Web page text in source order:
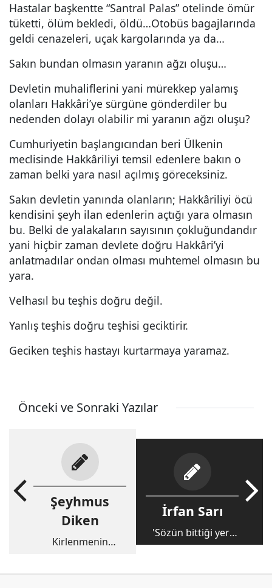
Hastalar başkentte “Santral Palas” otelinde ömür
tüketti, ölüm bekledi, öldü…Otobüs bagajlarında
geldi cenazeleri, uçak kargolarında ya da…
Sakın bundan olmasın yaranın ağzı oluşu…
Devletin muhaliflerini yani mürekkep yalamış
olanları Hakkâri’ye sürgüne gönderdiler bu
nedenden dolayı olabilir mi yaranın ağzı oluşu?
Cumhuriyetin başlangıcından beri Ülkenin
meclisinde Hakkâriliyi temsil edenlere bakın o
zaman belki yara nasıl açılmış göreceksiniz.
Sakın devletin yanında olanların; Hakkâriliyi öcü
kendisini şeyh ilan edenlerin açtığı yara olmasın
bu. Belki de yalakaların sayısının çokluğundandır
yani hiçbir zaman devlete doğru Hakkâri’yi
anlatmadılar ondan olması muhtemel olmasın bu
yara.
Velhasıl bu teşhis doğru değil.
Yanlış teşhis doğru teşhisi geciktirir.
Geciken teşhis hastayı kurtarmaya yaramaz.
Önceki ve Sonraki Yazılar
Şeyhmus
Diken
Kirlenmenin
İrfan Sarı
'Sözün bittiği yer'
Şemdinli